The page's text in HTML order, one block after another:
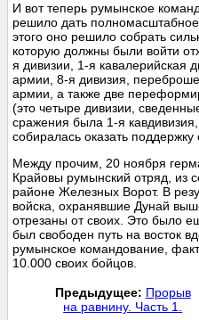
И вот теперь румынское
решило дать
этого оно решило собрать
которую должны были войти
я дивизии, 1-я кавалерийская
армии, 8-я дивизия,
армии, а также две
(это четыре дивизии,
сражения была 1-я
собиралась оказать
Между прочим, 20 ноября
Крайовы румынский отряд, из
районе Железных Ворот. В
войска, охранявшие Дунай
отрезаны от своих. Это было
был свободен путь на восток
румынское командование,
10.000 своих бойцов.
Предыдущее: Прорыв
на равнину. Часть 1.